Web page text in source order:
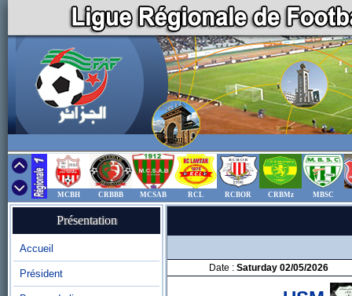
MCBH CRBBB MCSAB RCL RCBOR CRBMz MBSC
Présentation
Accueil
Président Date : Saturday 02/05/2026